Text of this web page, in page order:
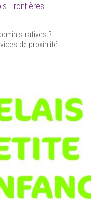
Frontières
?
de proximité...